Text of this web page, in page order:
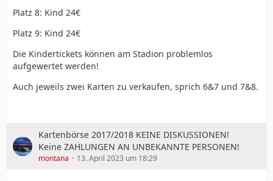
Platz 8: Kind 24€
Platz 9: Kind 24€
Die Kindertickets können am Stadion problemlos
aufgewertet werden!
Auch jeweils zwei Karten zu verkaufen, sprich 6&7 und 7&8.
Kartenbörse 2017/2018 KEINE DISKUSSIONEN!
Keine ZAHLUNGEN AN UNBEKANNTE PERSONEN!
montana 13. April 2023 um 18:29